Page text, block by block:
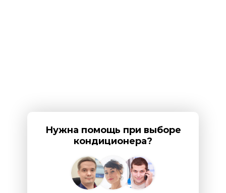
Нужна помощь при выборе
кондиционера?